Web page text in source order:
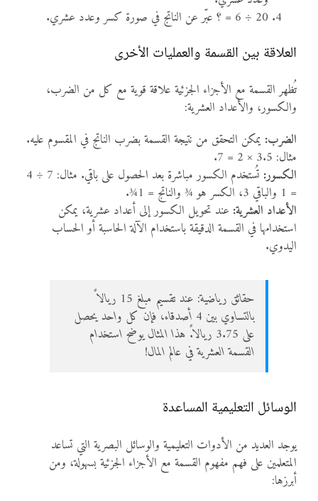
20 ÷ 6 = ؟ عبّر عن الناتج في صورة كسر وعدد عشري.
العلاقة بين القسمة والعمليات الأخرى
تُظهر القسمة مع الأجزاء الجزئية علاقة قوية مع كل من الضرب،
والكسور، والأعداد العشرية:
الضرب: يمكن التحقق من نتيجة القسمة بضرب الناتج في المقسوم عليه.
مثال: 3.5 × 2 = 7.
الكسور:
تُستخدم الكسور مباشرة بعد الحصول على باقي. مثال: 7 ÷ 4
= 1 والباقي 3، الكسر هو ¾ والناتج = 1¾.
الأعداد العشرية: عند تحويل الكسور إلى أعداد عشرية، يمكن
استخدامها في القسمة الدقيقة باستخدام الآلة الحاسبة أو الحساب
اليدوي.
حقائق رياضية: عند تقسيم مبلغ 15 ريالاً
بالتساوي بين 4 أصدقاء، فإن كل واحد يحصل
على 3.75 ريالاً. هذا المثال يوضح استخدام
القسمة العشرية في عالم المال!
الوسائل التعليمية المساعدة
يوجد العديد من الأدوات التعليمية والوسائل البصرية التي تساعد
المتعلمين على فهم مفهوم القسمة مع الأجزاء الجزئية بسهولة، ومن
أبرزها: